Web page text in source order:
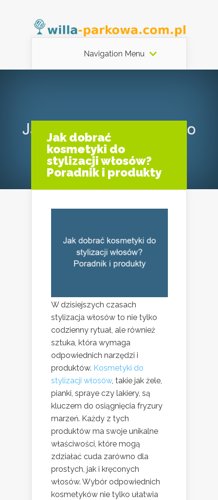
Navigation Menu
Jak dobrać
kosmetyki do
stylizacji włosów?
Poradnik i produkty
W dzisiejszych czasach
stylizacja włosów to nie tylko
codzienny rytuał, ale również
sztuka, która wymaga
odpowiednich narzędzi i
produktów. Kosmetyki do
stylizacji włosów, takie jak żele,
pianki, spraye czy lakiery, są
kluczem do osiągnięcia fryzury
marzeń. Każdy z tych
produktów ma swoje unikalne
właściwości, które mogą
zdziałać cuda zarówno dla
prostych, jak i kręconych
włosów. Wybór odpowiednich
kosmetyków nie tylko ułatwia